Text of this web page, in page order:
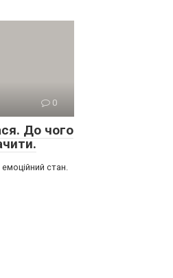
0
До чого
стан.